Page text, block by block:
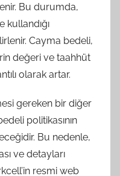
Bu durumda,
kullandığı
Cayma bedeli,
değeri ve taahhüt
olarak artar.
gereken bir diğer
politikasının
Bu nedenle,
ve detayları
resmi web